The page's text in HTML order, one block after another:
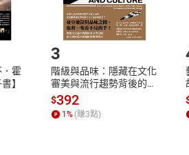
Step2.登入帳
霍
】
3
階級與品味：隱藏在文化
審美與流行趨勢背後的地
位渴望【電子書】
$392
1% (賺3點)